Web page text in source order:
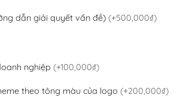
dẫn giải quyết vấn đề) (+500,000₫)
nghiệp (+100,000₫)
theo tông màu của logo (+200,000₫)